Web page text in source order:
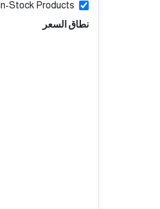
In-Stock Products
نطاق السعر